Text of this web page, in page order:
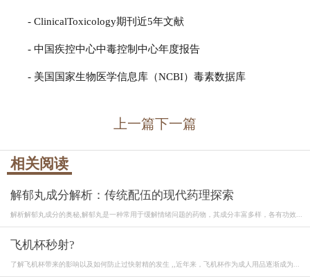
- ClinicalToxicology期刊近5年文献
- 中国疾控中心中毒控制中心年度报告
- 美国国家生物医学信息库（NCBI）毒素数据库
上一篇下一篇
相关阅读
解郁丸成分解析：传统配伍的现代药理探索
解析解郁丸成分的奥秘,解郁丸是一种常用于缓解情绪问题的药物，其成分丰富多样，各有功效...
飞机杯秒射?
了解飞机杯带来的影响以及如何防止过快射精的发生 ,,近年来，飞机杯作为成人用品逐渐成为...